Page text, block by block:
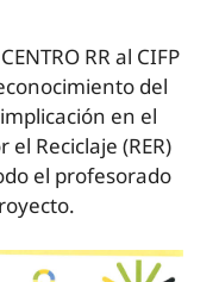
RR al CIFP
del
en el
Reciclaje (RER)
el profesorado